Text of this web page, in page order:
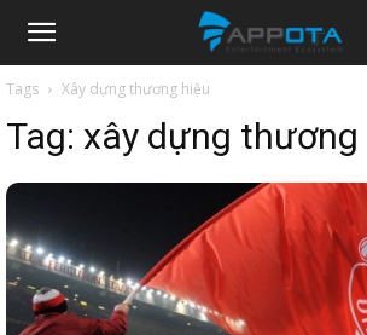
Appota
News
Tags Xây dựng thương hiệu
Tag: xây dựng thương